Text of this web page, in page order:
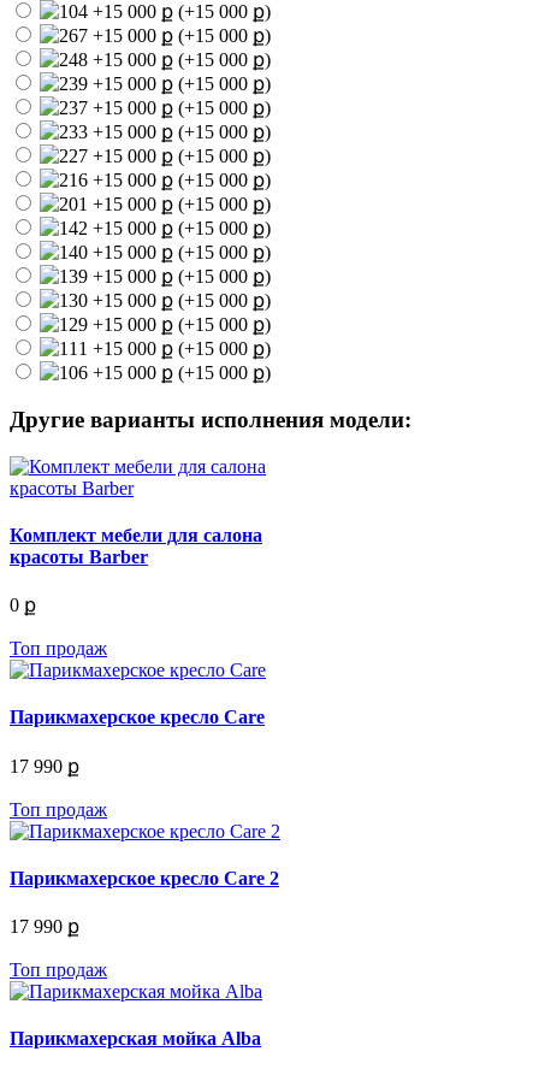
(+15 000 ք)
(+15 000 ք)
(+15 000 ք)
(+15 000 ք)
(+15 000 ք)
(+15 000 ք)
(+15 000 ք)
(+15 000 ք)
(+15 000 ք)
(+15 000 ք)
(+15 000 ք)
(+15 000 ք)
(+15 000 ք)
(+15 000 ք)
(+15 000 ք)
(+15 000 ք)
Другие варианты исполнения модели:
Комплект мебели для салона
красоты Barber
0 ք
Топ продаж
Парикмахерское кресло Care
17 990 ք
Топ продаж
Парикмахерское кресло Care 2
17 990 ք
Топ продаж
Парикмахерская мойка Alba